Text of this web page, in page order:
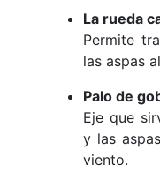
La rueda
Permite
las aspas
Palo de
Eje que
y las
viento.